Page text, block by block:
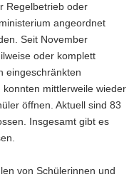
Regelbetrieb oder
angeordnet
Seit November
oder komplett
eingeschränkten
mittlerweile wieder
öffnen. Aktuell sind 83
Insgesamt gibt es
von Schülerinnen und